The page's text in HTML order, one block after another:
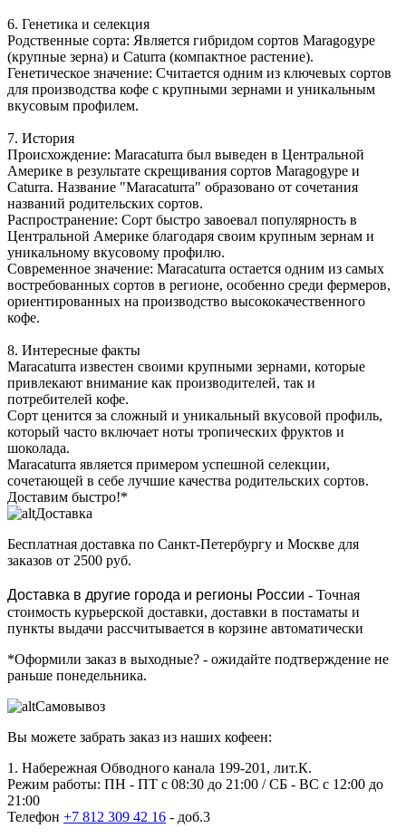
6. Генетика и селекция
Родственные сорта: Является гибридом сортов Maragogype
(крупные зерна) и Caturra (компактное растение).
Генетическое значение: Считается одним из ключевых сортов
для производства кофе с крупными зернами и уникальным
вкусовым профилем.
7. История
Происхождение: Maracaturra был выведен в Центральной
Америке в результате скрещивания сортов Maragogype и
Caturra. Название "Maracaturra" образовано от сочетания
названий родительских сортов.
Распространение: Сорт быстро завоевал популярность в
Центральной Америке благодаря своим крупным зернам и
уникальному вкусовому профилю.
Современное значение: Maracaturra остается одним из самых
востребованных сортов в регионе, особенно среди фермеров,
ориентированных на производство высококачественного
кофе.
8. Интересные факты
Maracaturra известен своими крупными зернами, которые
привлекают внимание как производителей, так и
потребителей кофе.
Сорт ценится за сложный и уникальный вкусовой профиль,
который часто включает ноты тропических фруктов и
шоколада.
Maracaturra является примером успешной селекции,
сочетающей в себе лучшие качества родительских сортов.
Доставим быстро!*
Доставка
Бесплатная доставка по Санкт-Петербургу и Москве для
заказов от 2500 руб.
Доставка в другие города и регионы России - Точная
стоимость курьерской доставки, доставки в постаматы и
пункты выдачи рассчитывается в корзине автоматически
*Оформили заказ в выходные? - ожидайте подтверждение не
раньше понедельника.
Самовывоз
Вы можете забрать заказ из наших кофеен:
1. Набережная Обводного канала 199-201, лит.К.
Режим работы: ПН - ПТ с 08:30 до 21:00 / СБ - ВС с 12:00 до
21:00
Телефон +7 812 309 42 16 - доб.3